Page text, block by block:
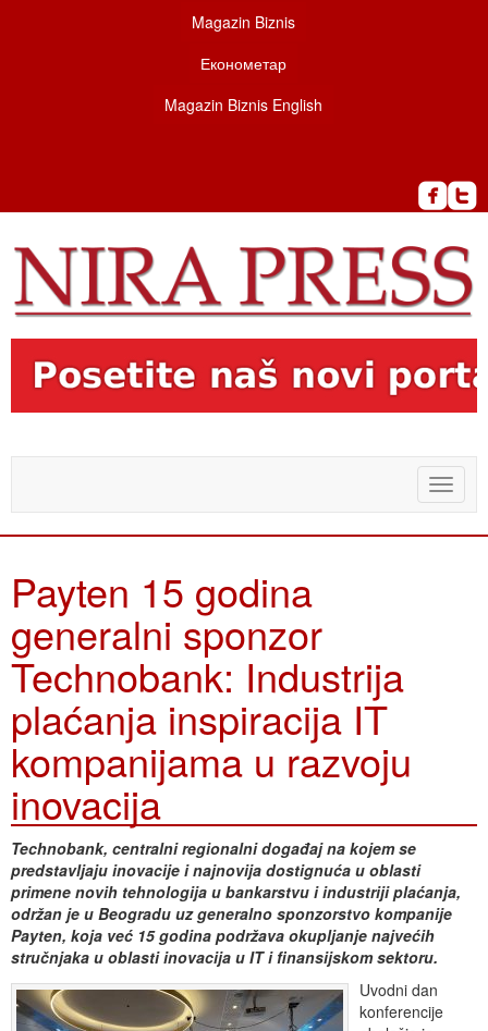
Magazin Biznis
Економетар
Magazin Biznis English
Toggle
Payten 15 godina
generalni sponzor
Technobank: Industrija
plaćanja inspiracija IT
kompanijama u razvoju
inovacija
Technobank, centralni regionalni događaj na kojem se
predstavljaju inovacije i najnovija dostignuća u oblasti
primene novih tehnologija u bankarstvu i industriji plaćanja,
održan je u Beogradu uz generalno sponzorstvo kompanije
Payten, koja već 15 godina podržava okupljanje najvećih
stručnjaka u oblasti inovacija u IT i finansijskom sektoru.
Uvodni dan
konferencije